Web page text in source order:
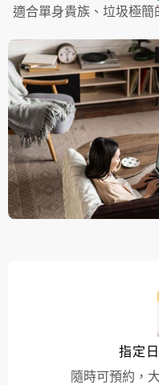
適合單身貴族、垃圾極
指定
隨時可預約，